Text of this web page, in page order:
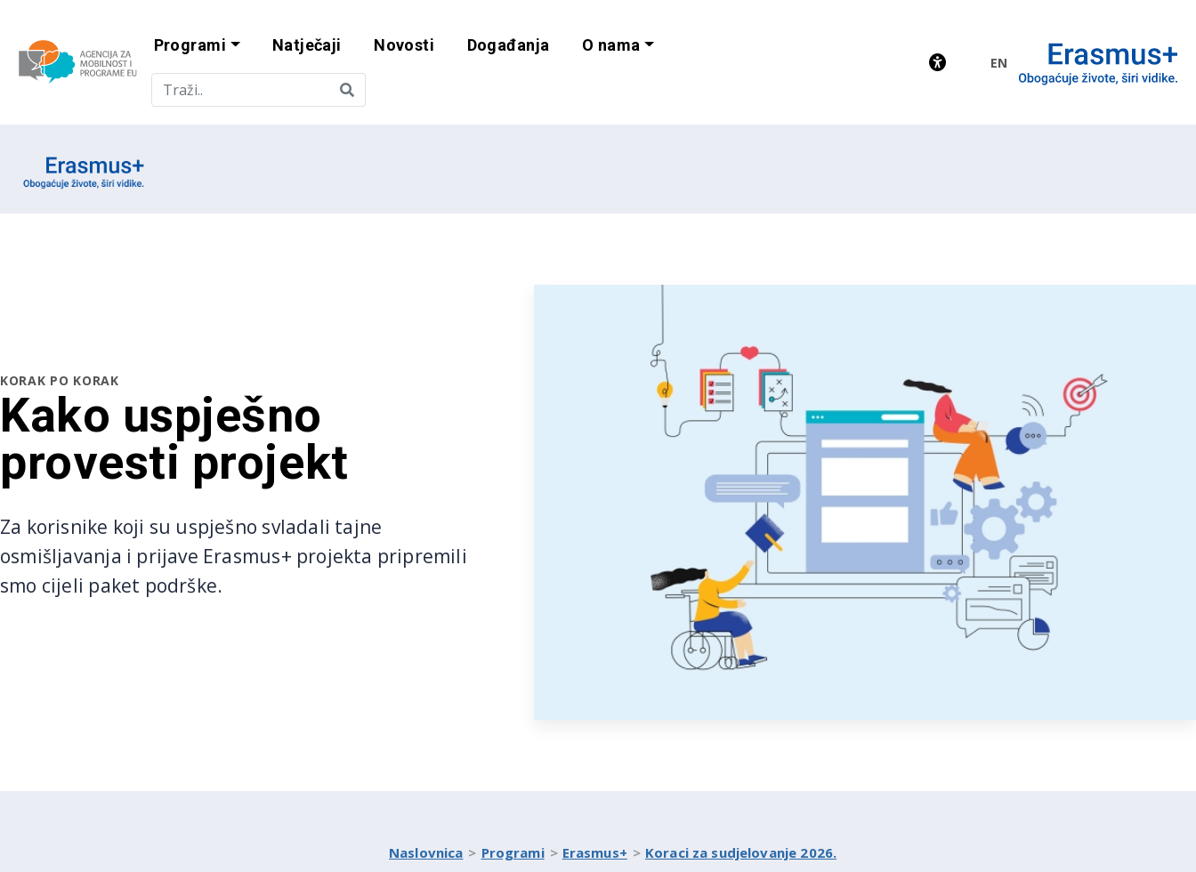
Agencija za mobilnost i programe EU
Programi Natječaji Novosti Događanja O nama
EN
KORAK PO KORAK
Kako uspješno
provesti projekt
Za korisnike koji su uspješno svladali tajne
osmišljavanja i prijave Erasmus+ projekta pripremili
smo cijeli paket podrške.
Naslovnica Programi Erasmus+ Koraci za sudjelovanje 2026.